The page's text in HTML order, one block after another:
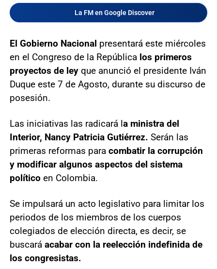
La FM en Google Discover
El Gobierno Nacional presentará este miércoles
en el Congreso de la República los primeros
proyectos de ley que anunció el presidente Iván
Duque este 7 de Agosto, durante su discurso de
posesión.
Las iniciativas las radicará la ministra del
Interior, Nancy Patricia Gutiérrez. Serán las
primeras reformas para combatir la corrupción
y modificar algunos aspectos del sistema
político en Colombia.
Se impulsará un acto legislativo para limitar los
periodos de los miembros de los cuerpos
colegiados de elección directa, es decir, se
buscará acabar con la reelección indefinida de
los congresistas.